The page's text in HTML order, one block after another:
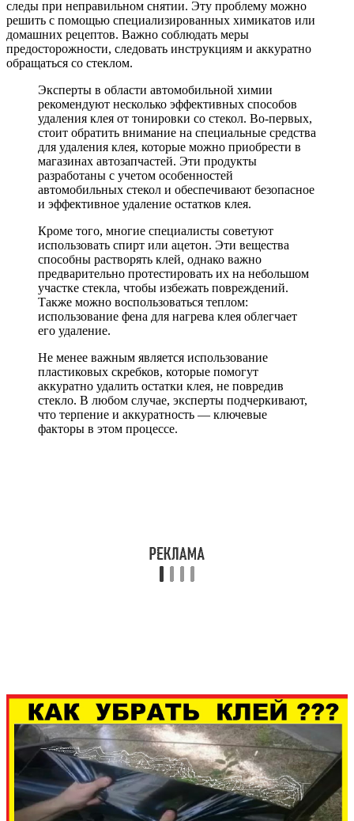
следы при неправильном снятии. Эту проблему можно
решить с помощью специализированных химикатов или
домашних рецептов. Важно соблюдать меры
предосторожности, следовать инструкциям и аккуратно
обращаться со стеклом.
Эксперты в области автомобильной химии
рекомендуют несколько эффективных способов
удаления клея от тонировки со стекол. Во-первых,
стоит обратить внимание на специальные средства
для удаления клея, которые можно приобрести в
магазинах автозапчастей. Эти продукты
разработаны с учетом особенностей
автомобильных стекол и обеспечивают безопасное
и эффективное удаление остатков клея.
Кроме того, многие специалисты советуют
использовать спирт или ацетон. Эти вещества
способны растворять клей, однако важно
предварительно протестировать их на небольшом
участке стекла, чтобы избежать повреждений.
Также можно воспользоваться теплом:
использование фена для нагрева клея облегчает
его удаление.
Не менее важным является использование
пластиковых скребков, которые помогут
аккуратно удалить остатки клея, не повредив
стекло. В любом случае, эксперты подчеркивают,
что терпение и аккуратность — ключевые
факторы в этом процессе.